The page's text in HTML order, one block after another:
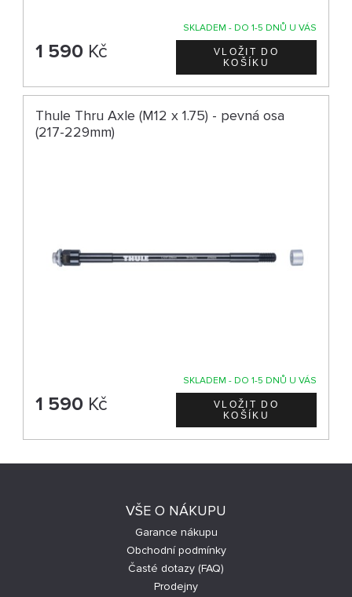
SKLADEM - DO 1-5 DNŮ U VÁS
1 590 Kč
Thule Thru Axle (M12 x 1.75) - pevná osa
(217-229mm)
SKLADEM - DO 1-5 DNŮ U VÁS
1 590 Kč
VŠE O NÁKUPU
Garance nákupu
Obchodní podmínky
Časté dotazy (FAQ)
Prodejny